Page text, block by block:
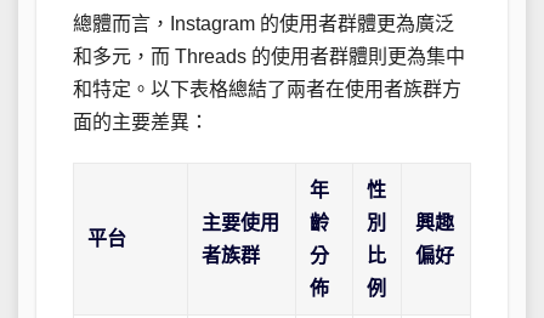
總體而言，Instagram 的使用者群體更為廣泛
和多元，而 Threads 的使用者群體則更為集中
和特定。以下表格總結了兩者在使用者族群方
面的主要差異：
平台
主要使用
者族群
年
齡
分
佈
性
別
比
例
興趣
偏好